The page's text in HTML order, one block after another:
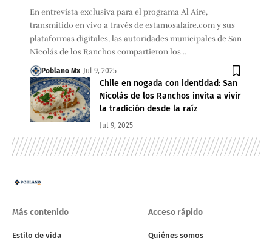
En entrevista exclusiva para el programa Al Aire,
transmitido en vivo a través de estamosalaire.com y sus
plataformas digitales, las autoridades municipales de San
Nicolás de los Ranchos compartieron los…
Poblano Mx Jul 9, 2025
Chile en nogada con identidad: San
Nicolás de los Ranchos invita a vivir
la tradición desde la raíz
Jul 9, 2025
Más contenido
Estilo de vida
Acceso rápido
Quiénes somos